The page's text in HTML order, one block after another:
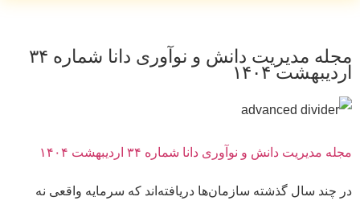
مجله مدیریت دانش و نوآوری دانا شماره ۳۴
اردیبهشت ۱۴۰۴
مجله مدیریت دانش و نوآوری دانا شماره ۳۴ اردیبهشت ۱۴۰۴
در چند سال گذشته سازمان‌ها دریافته‌اند که سرمایه واقعی نه